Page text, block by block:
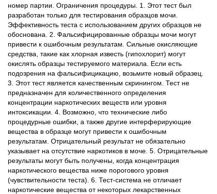
номер партии. Ограничения процедуры. 1. Этот тест был
разработан только для тестирования образцов мочи.
Эффективность теста с использованием других образцов не
обоснована. 2. Фальсифицированные образцы мочи могут
привести к ошибочным результатам. Сильные окисляющие
средства, такие как хлорная известь (гипохлорит) могут
окислять образцы тестируемого материала. Если есть
подозрения на фальсифицикацию, возьмите новый образец.
3. Этот тест является качественным скринингом. Тест не
предназначен для количественного определения
концентрации наркотических веществ или уровня
интоксикации. 4. Возможно, что технические либо
процедурные ошибки, а также другие интерферирующие
вещества в образце могут привести к ошибочным
результатам. Отрицательный результат не обязательно
указывает на отсутствие наркотиков в моче. 5. Отрицательные
результаты могут быть получены, когда концентрация
наркотического вещества ниже порогового уровня
(чувствительности теста). 6. Тест-система не отличает
наркотические вещества от некоторых лекарственных